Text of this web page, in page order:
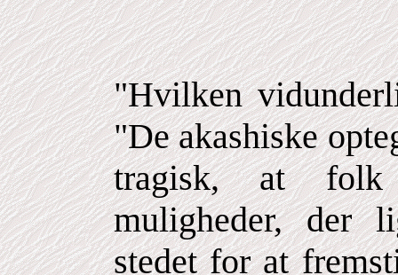
"Hvilken
"De akashiske
tragisk, at folk
muligheder, der
stedet for at